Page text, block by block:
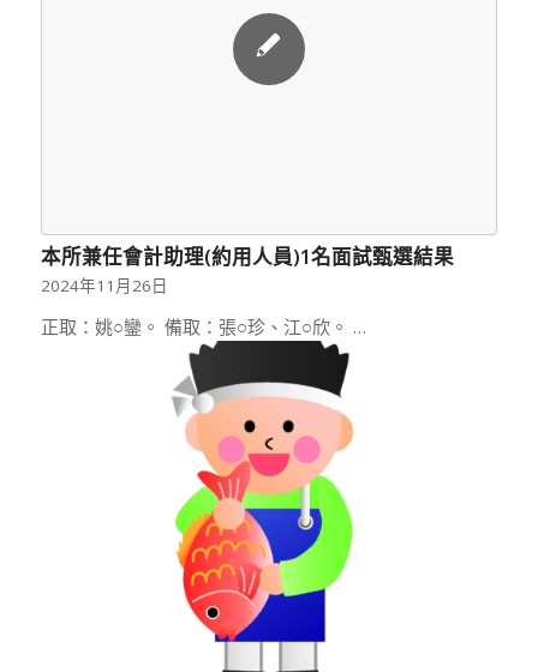
本所兼任會計助理(約用人員)1名面試甄選結果
2024年11月26日
正取：姚○鑾。 備取：張○珍、江○欣。 …